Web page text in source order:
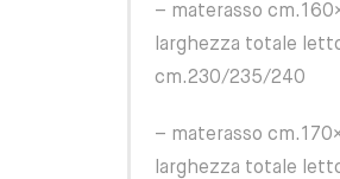
– materasso
larghezza totale
cm.230/235/240
– materasso
larghezza totale